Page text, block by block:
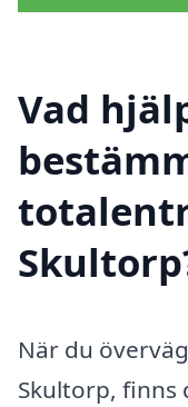
Vad
När du
Skultorp, finns